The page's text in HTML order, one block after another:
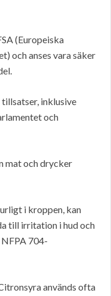
(Europeiska
och anses vara säker
tillsatser, inklusive
och
mat och drycker
i kroppen, kan
till irritation i hud och
704-
används ofta